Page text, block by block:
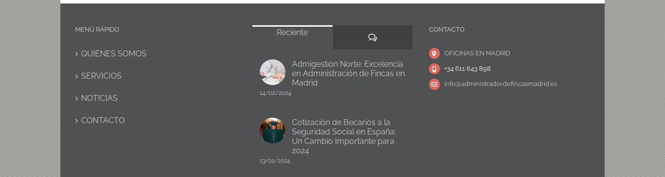
MENÚ RÁPIDO
QUIÉNES SOMOS
SERVICIOS
NOTICIAS
CONTACTO
Reciente
Comentarios
Admigestión Norte: Excelencia
en Administración de Fincas en
Madrid
14/02/2024
Cotización de Becarios a la
Seguridad Social en España:
Un Cambio Importante para
2024
13/01/2024
CONTACTO
OFICINAS EN MADRID
+34 611 643 898
info@administradordefincasmadrid.es